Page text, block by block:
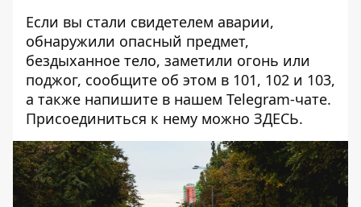
Если вы стали свидетелем аварии,
обнаружили опасный предмет,
бездыханное тело, заметили огонь или
поджог, сообщите об этом в 101, 102 и 103,
а также напишите в нашем Telegram-чате.
Присоединиться к нему можно ЗДЕСЬ.